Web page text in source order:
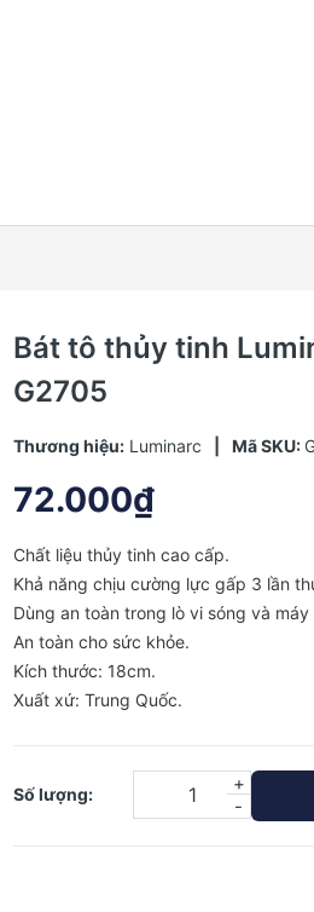
Bát tô thủy tinh
G2705
Thương hiệu: Luminarc Mã SKU:
72.000₫
Chất liệu thủy tinh cao cấp.
Khả năng chịu cường lực gấp 3 lần
Dùng an toàn trong lò vi sóng và
An toàn cho sức khỏe.
Kích thước: 18cm.
Xuất xứ: Trung Quốc.
Số lượng:
-
+